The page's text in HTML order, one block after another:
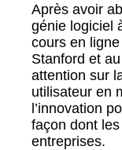
Après avoir
génie logiciel
cours en
Stanford et
attention sur
utilisateur en
l’innovation
façon dont
entreprises.